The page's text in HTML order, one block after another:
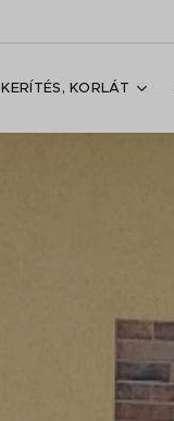
KERÍTÉS, KORLÁT